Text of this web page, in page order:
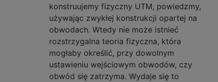
konstruujemy fizyczny UTM, powiedzmy,
używając zwykłej konstrukcji opartej na
obwodach. Wtedy nie może istnieć
rozstrzygalna teoria fizyczna, która
mogłaby określić, przy dowolnym
ustawieniu wejściowym obwodów, czy
obwód się zatrzyma. Wydaje się to